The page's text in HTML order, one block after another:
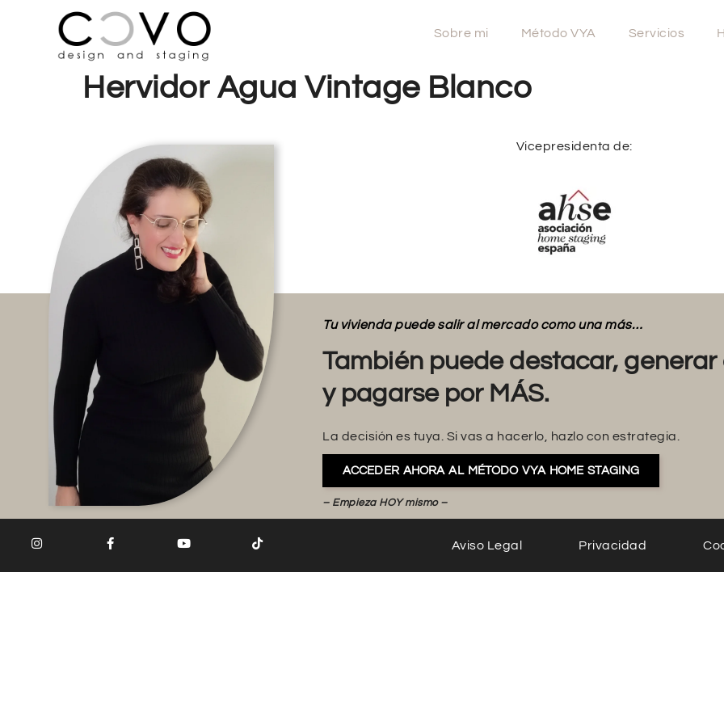
Sobre mi Método VYA Servicios
Hervidor Agua Vintage Blanco
Vicepresidenta de:
Tu vivienda puede salir al mercado como una más…
También puede destacar, generar
y pagarse por MÁS.
La decisión es tuya. Si vas a hacerlo, hazlo con estrategia.
ACCEDER AHORA AL MÉTODO VYA HOME STAGING
– Empieza HOY mismo –
Aviso Legal Privacidad